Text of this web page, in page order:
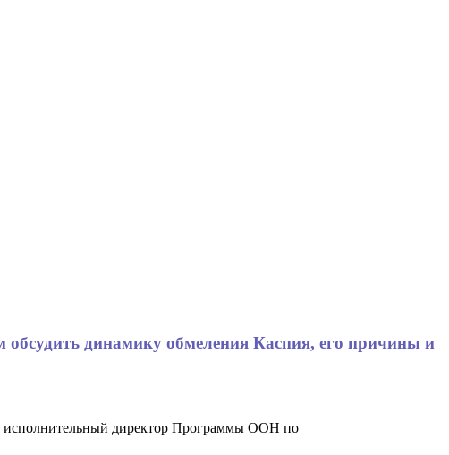
обсудить динамику обмеления Каспия, его причины и
исполнительный директор Программы ООН по